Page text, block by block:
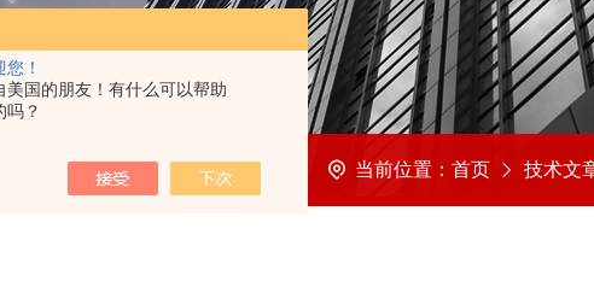
您！
美国的朋友！有什么可以帮助
吗？
当前位置： 首页 技术文